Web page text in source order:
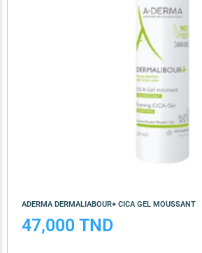
ADERMA DERMALIABOUR+ CICA GEL MOUSSANT
47,000 TND